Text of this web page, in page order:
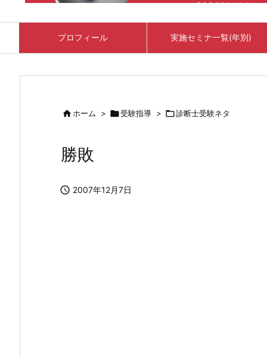
プロフィール 実施セミナ一覧(年別)
ホーム > 受験指導 > 診断士受験ネタ
勝敗
 2007年12月7日